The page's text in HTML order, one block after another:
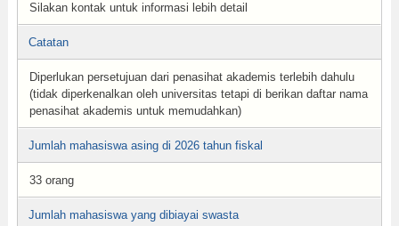
Silakan kontak untuk informasi lebih detail
Catatan
Diperlukan persetujuan dari penasihat akademis terlebih dahulu
(tidak diperkenalkan oleh universitas tetapi di berikan daftar nama
penasihat akademis untuk memudahkan)
Jumlah mahasiswa asing di 2026 tahun fiskal
33 orang
Jumlah mahasiswa yang dibiayai swasta